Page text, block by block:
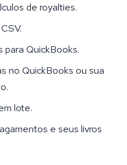
de royalties.
QuickBooks.
no QuickBooks ou sua
lote.
e seus livros